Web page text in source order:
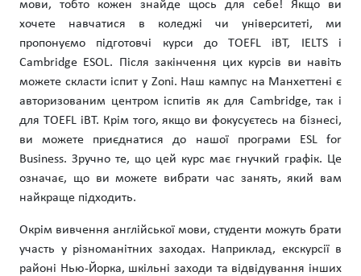
мови, тобто кожен знайде щось для себе! Якщо ви
хочете навчатися в коледжі чи університеті, ми
пропонуємо підготовчі курси до TOEFL iBT, IELTS і
Cambridge ESOL. Після закінчення цих курсів ви навіть
можете скласти іспит у Zoni. Наш кампус на Манхеттені є
авторизованим центром іспитів як для Cambridge, так і
для TOEFL iBT. Крім того, якщо ви фокусуєтесь на бізнесі,
ви можете приєднатися до нашої програми ESL for
Business. Зручно те, що цей курс має гнучкий графік. Це
означає, що ви можете вибрати час занять, який вам
найкраще підходить.
Окрім вивчення англійської мови, студенти можуть брати
участь у різноманітних заходах. Наприклад, екскурсії в
районі Нью-Йорка, шкільні заходи та відвідування інших